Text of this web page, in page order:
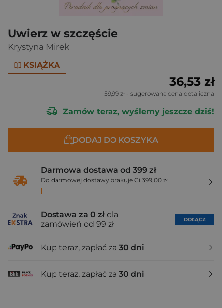
Uwierz w szczęście
Krystyna Mirek
KSIĄŻKA
36,53 zł
59,99 zł - sugerowana cena detaliczna
Zamów teraz, wyślemy jeszcze dziś!
DODAJ DO KOSZYKA
Darmowa dostawa od 399 zł
Do darmowej dostawy brakuje Ci 399,00 zł
Dostawa za 0 zł dla
zamówień od 99 zł
DOŁĄCZ
Kup teraz, zapłać za 30 dni
Kup teraz, zapłać za 30 dni